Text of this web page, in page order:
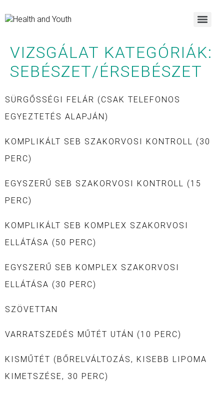
VIZSGÁLAT KATEGÓRIÁK:
SEBÉSZET/ÉRSEBÉSZET
SÜRGŐSSÉGI FELÁR (CSAK TELEFONOS
EGYEZTETÉS ALAPJÁN)
KOMPLIKÁLT SEB SZAKORVOSI KONTROLL (30
PERC)
EGYSZERŰ SEB SZAKORVOSI KONTROLL (15
PERC)
KOMPLIKÁLT SEB KOMPLEX SZAKORVOSI
ELLÁTÁSA (50 PERC)
EGYSZERŰ SEB KOMPLEX SZAKORVOSI
ELLÁTÁSA (30 PERC)
SZÖVETTAN
VARRATSZEDÉS MŰTÉT UTÁN (10 PERC)
KISMŰTÉT (BŐRELVÁLTOZÁS, KISEBB LIPOMA
KIMETSZÉSE, 30 PERC)